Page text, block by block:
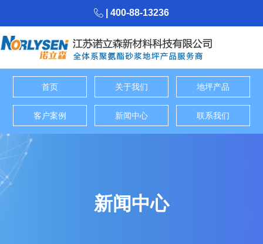
| 400-88-13236
首页 关于我们 地坪产品
客户案例 新闻中心 联系我们
新闻中心